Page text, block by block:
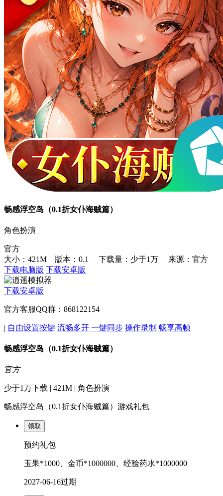
畅感浮空岛（0.1折女仆海贼篇）
角色扮演
官方
大小：421M 版本：0.1
下载量：少于1万
来源：官方
下载电脑版 下载安卓版
下载安卓版
官方客服QQ群：868122154
| 自由设置按键 流畅多开 一键同步 操作录制 畅享高帧
畅感浮空岛（0.1折女仆海贼篇）
官方
少于1万下载 | 421M | 角色扮演
畅感浮空岛（0.1折女仆海贼篇）游戏礼包
领取
预约礼包
玉果*1000、金币*1000000、经验药水*1000000
2027-06-16过期